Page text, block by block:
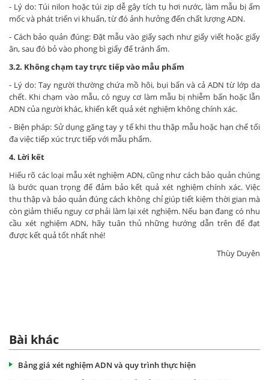
- Lý do: Túi nilon hoặc túi zip dễ gây tích tụ hơi nước, làm mẫu bị ẩm
mốc và phát triển vi khuẩn, từ đó ảnh hưởng đến chất lượng ADN.
- Cách bảo quản đúng: Đặt mẫu vào giấy sạch như giấy viết hoặc giấy
ăn, sau đó bỏ vào phong bì giấy để tránh ẩm.
3.2. Không chạm tay trực tiếp vào mẫu phẩm
- Lý do: Tay người thường chứa mồ hôi, bụi bẩn và cả ADN từ lớp da
chết. Khi chạm vào mẫu, có nguy cơ làm mẫu bị nhiễm bẩn hoặc lẫn
ADN của người khác, khiến kết quả xét nghiệm không chính xác.
- Biện pháp: Sử dụng găng tay y tế khi thu thập mẫu hoặc hạn chế tối
đa việc tiếp xúc trực tiếp với mẫu phẩm.
4. Lời kết
Hiểu rõ các loại mẫu xét nghiệm ADN, cũng như cách bảo quản chúng
là bước quan trọng để đảm bảo kết quả xét nghiệm chính xác. Việc
thu thập và bảo quản đúng cách không chỉ giúp tiết kiệm thời gian mà
còn giảm thiểu nguy cơ phải làm lại xét nghiệm. Nếu bạn đang có nhu
cầu xét nghiệm ADN, hãy tuân thủ những hướng dẫn trên để đạt
được kết quả tốt nhất nhé!
Thùy Duyên
Bài khác
Bảng giá xét nghiệm ADN và quy trình thực hiện